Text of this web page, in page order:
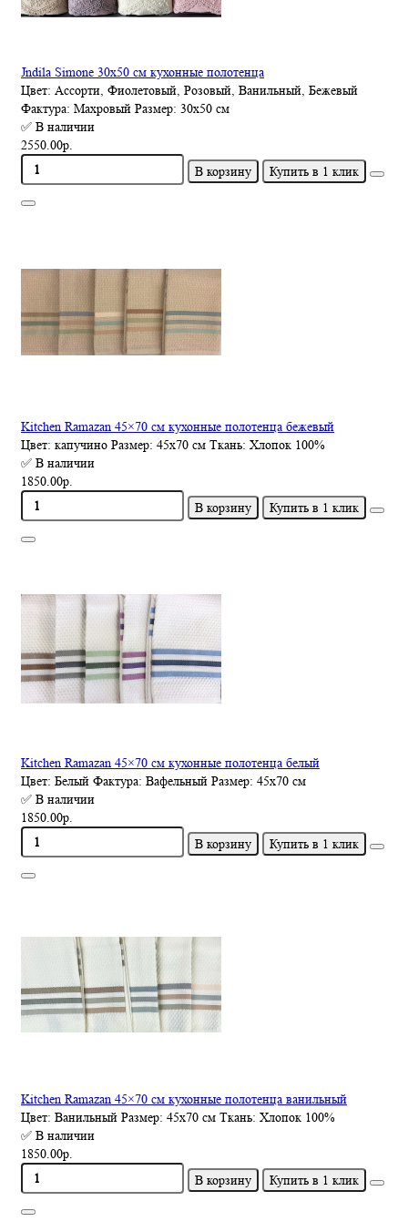
Jndila Simone 30x50 см кухонные полотенца
Цвет: Ассорти, Фиолетовый, Розовый, Ванильный, Бежевый
Фактура: Махровый Размер: 30х50 см
✅ В наличии
2550.00р.
В корзину
Купить в 1 клик
Kitchen Ramazan 45×70 см кухонные полотенца бежевый
Цвет: капучино Размер: 45х70 см Ткань: Хлопок 100%
✅ В наличии
1850.00р.
В корзину
Купить в 1 клик
Kitchen Ramazan 45×70 см кухонные полотенца белый
Цвет: Белый Фактура: Вафельный Размер: 45х70 см
✅ В наличии
1850.00р.
В корзину
Купить в 1 клик
Kitchen Ramazan 45×70 см кухонные полотенца ванильный
Цвет: Ванильный Размер: 45х70 см Ткань: Хлопок 100%
✅ В наличии
1850.00р.
В корзину
Купить в 1 клик